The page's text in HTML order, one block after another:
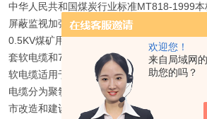
欢迎您！
来自局域网
助您的吗？
中华人民共和国煤炭行业标准MT818-1999
屏蔽监视加强型软电缆，3.3KV及以下采煤
0.5KV煤矿用电钻电缆，煤矿用移动轻型软
套软电缆和750V通用橡套软电缆。高压橡套
软电缆适用于交流额定电压750V及以下家用
电缆分为聚氯乙烯电缆也就是PVC电缆适用
市改造和建设中地下电力网络铺设用的连接